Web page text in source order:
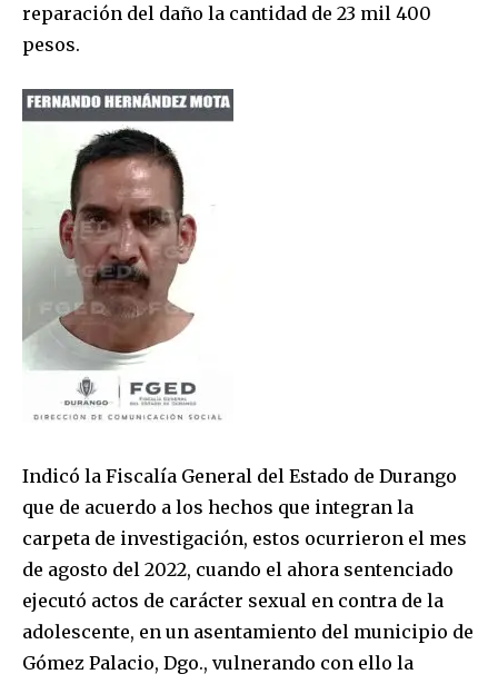
reparación del daño la cantidad de 23 mil 400
pesos.
Indicó la Fiscalía General del Estado de Durango
que de acuerdo a los hechos que integran la
carpeta de investigación, estos ocurrieron el mes
de agosto del 2022, cuando el ahora sentenciado
ejecutó actos de carácter sexual en contra de la
adolescente, en un asentamiento del municipio de
Gómez Palacio, Dgo., vulnerando con ello la